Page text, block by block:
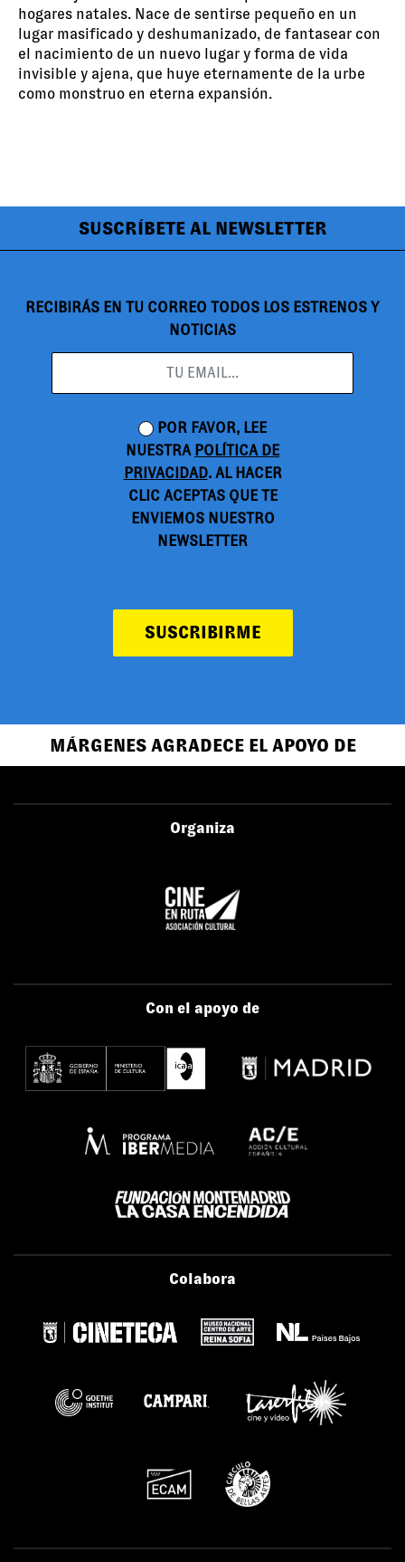
hogares natales. Nace de sentirse pequeño en un
lugar masificado y deshumanizado, de fantasear con
el nacimiento de un nuevo lugar y forma de vida
invisible y ajena, que huye eternamente de la urbe
como monstruo en eterna expansión.
SUSCRÍBETE AL NEWSLETTER
RECIBIRÁS EN TU CORREO TODOS LOS ESTRENOS Y
NOTICIAS
POR FAVOR, LEE
NUESTRA POLÍTICA DE
PRIVACIDAD. AL HACER
CLIC ACEPTAS QUE TE
ENVIEMOS NUESTRO
NEWSLETTER
SUSCRIBIRME
MÁRGENES AGRADECE EL APOYO DE
Organiza
Con el apoyo de
Colabora